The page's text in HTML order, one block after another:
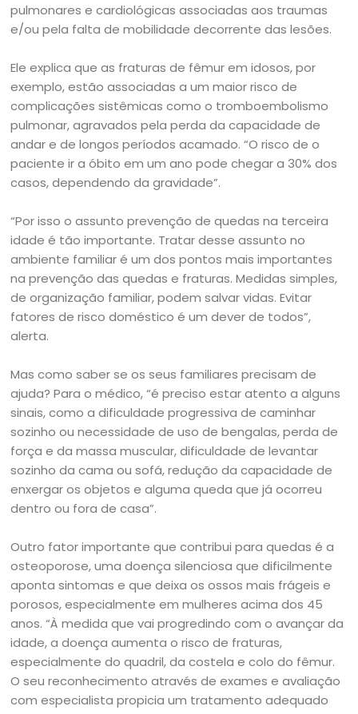
pulmonares e cardiológicas associadas aos traumas
e/ou pela falta de mobilidade decorrente das lesões.
Ele explica que as fraturas de fêmur em idosos, por
exemplo, estão associadas a um maior risco de
complicações sistêmicas como o tromboembolismo
pulmonar, agravados pela perda da capacidade de
andar e de longos períodos acamado. “O risco de o
paciente ir a óbito em um ano pode chegar a 30% dos
casos, dependendo da gravidade”.
“Por isso o assunto prevenção de quedas na terceira
idade é tão importante. Tratar desse assunto no
ambiente familiar é um dos pontos mais importantes
na prevenção das quedas e fraturas. Medidas simples,
de organização familiar, podem salvar vidas. Evitar
fatores de risco doméstico é um dever de todos”,
alerta.
Mas como saber se os seus familiares precisam de
ajuda? Para o médico, “é preciso estar atento a alguns
sinais, como a dificuldade progressiva de caminhar
sozinho ou necessidade de uso de bengalas, perda de
força e da massa muscular, dificuldade de levantar
sozinho da cama ou sofá, redução da capacidade de
enxergar os objetos e alguma queda que já ocorreu
dentro ou fora de casa”.
Outro fator importante que contribui para quedas é a
osteoporose, uma doença silenciosa que dificilmente
aponta sintomas e que deixa os ossos mais frágeis e
porosos, especialmente em mulheres acima dos 45
anos. “À medida que vai progredindo com o avançar da
idade, a doença aumenta o risco de fraturas,
especialmente do quadril, da costela e colo do fêmur.
O seu reconhecimento através de exames e avaliação
com especialista propicia um tratamento adequado